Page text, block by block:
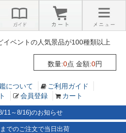
ベントの人気景品が100種類以上
数量:0点 金額:0円
×
について
ご利用ガイド
会員登録 カート
11～8/16)のお知らせ
でのご注文で当日出荷